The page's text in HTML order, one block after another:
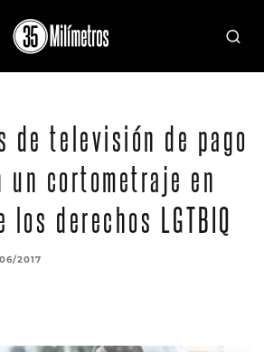
de televisión de pago
un cortometraje en
los derechos LGTBIQ
2017